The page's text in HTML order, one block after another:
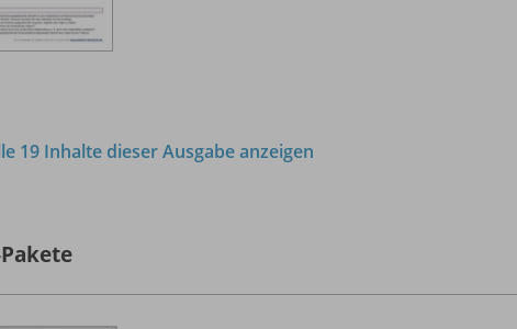
19 Inhalte dieser Ausgabe anzeigen